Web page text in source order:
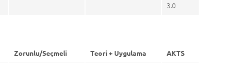
3.0
Zorunlu/Seçmeli Teori + Uygulama AKTS